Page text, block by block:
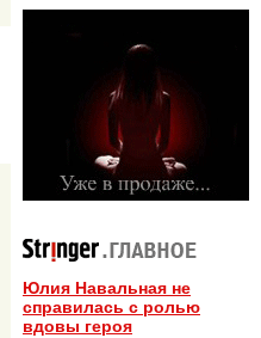
Юлия Навальная не
справилась с ролью
вдовы героя